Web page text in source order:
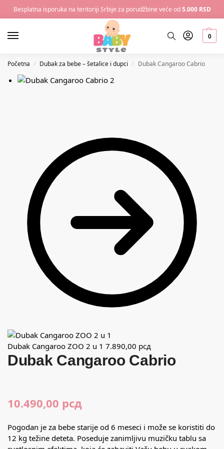
Besplatna isporuka na teritoriji Srbije za porudžbine veće od5.000 RSD
0
Početna / Dubak za bebe – šetalice i dupci / Dubak Cangaroo Cabrio
Dubak Cangaroo ZOO 2 u 1 7.890,00 рсд
Dubak Cangaroo Cabrio
10.490,00 рсд
Pogodan je za bebe starije od 6 meseci i može se koristiti do
12 kg težine deteta. Poseduje zanimljivu muzičku tablu sa